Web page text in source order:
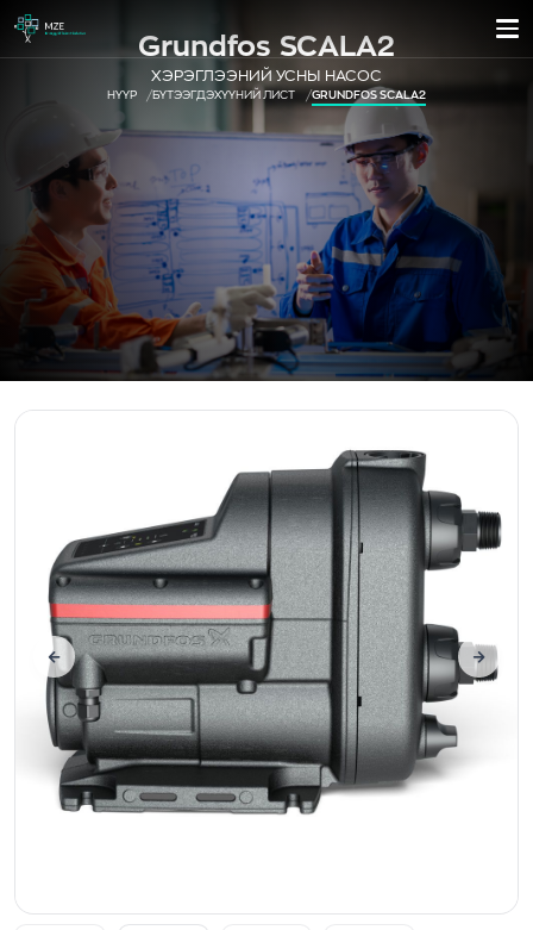
Grundfos SCALA2
ХЭРЭГЛЭЭНИЙ УСНЫ НАСОС
НҮҮР БҮТЭЭГДЭХҮҮНИЙ ЛИСТ GRUNDFOS SCALA2